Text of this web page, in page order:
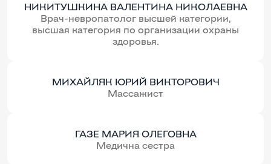
НИКИТУШКИНА ВАЛЕНТИНА НИКОЛАЕВНА
Врач-невропатолог высшей категории,
высшая категория по организации охраны
здоровья.
МИХАЙЛЯК ЮРИЙ ВИКТОРОВИЧ
Массажист
ГАЗЕ МАРИЯ ОЛЕГОВНА
Медична сестра